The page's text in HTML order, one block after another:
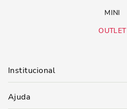
MINI
OUTLET
Institucional
Ajuda